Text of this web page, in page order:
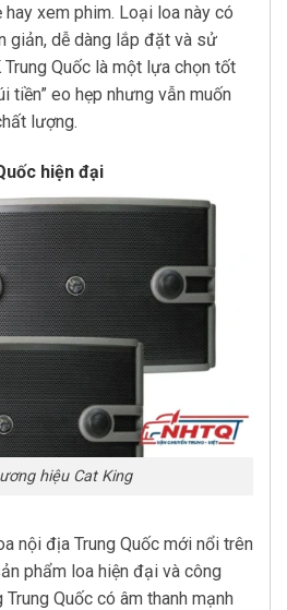
xem phim. Loại loa này có
giản, dễ dàng lắp đặt và sử
Quốc là một lựa chọn tốt
tiền” eo hẹp nhưng vẫn muốn
lượng.
hiện đại
hiệu Cat King
nội địa Trung Quốc mới nổi trên
phẩm loa hiện đại và công
Quốc có âm thanh mạnh